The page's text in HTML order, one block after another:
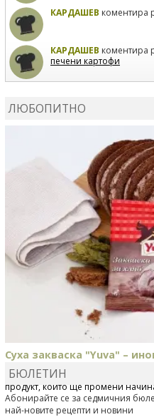
КАРДАШЕВ коментира
КАРДАШЕВ коментира
печени картофи
ЛЮБОПИТНО
Суха закваска "Yuva" –
Отскоро Лесафр България
продукт, който ще промени
БЮЛЕТИН
Абонирайте се за седмичния
най-новите рецепти и новини